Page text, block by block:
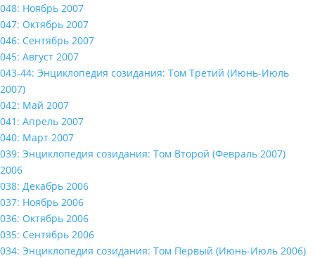
048: Ноябрь 2007
047: Октябрь 2007
046: Сентябрь 2007
045: Август 2007
043-44: Энциклопедия созидания: Том Третий (Июнь-Июль
2007)
042: Май 2007
041: Апрель 2007
040: Март 2007
039: Энциклопедия созидания: Том Второй (Февраль 2007)
2006
038: Декабрь 2006
037: Ноябрь 2006
036: Октябрь 2006
035: Сентябрь 2006
034: Энциклопедия созидания: Том Первый (Июнь-Июль 2006)